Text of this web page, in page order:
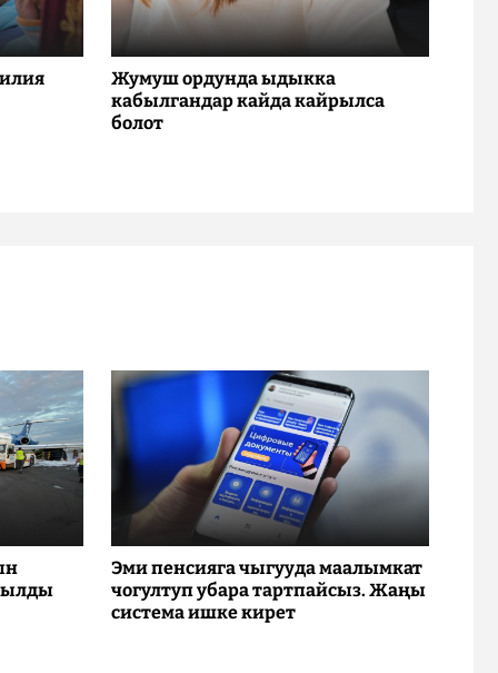
Жумуш ордунда ыдыкка
кабылгандар кайда кайрылса
болот
Эми пенсияга чыгууда маалымкат
чогултуп убара тартпайсыз. Жаңы
система ишке кирет